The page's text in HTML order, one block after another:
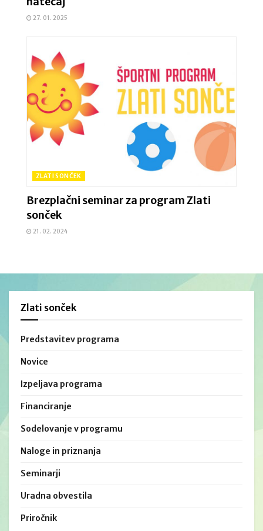
27. 01. 2025
ZLATI SONČEK
Brezplačni seminar za program Zlati
sonček
21. 02. 2024
Zlati sonček
Predstavitev programa
Novice
Izpeljava programa
Financiranje
Sodelovanje v programu
Naloge in priznanja
Seminarji
Uradna obvestila
Priročnik